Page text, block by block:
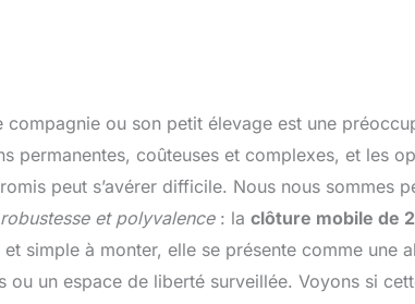
compagnie ou son petit élevage est une
permanentes, coûteuses et complexes, et les
peut s’avérer difficile. Nous nous sommes
et polyvalence: la clôture mobile de
simple à monter, elle se présente comme une
un espace de liberté surveillée. Voyons si